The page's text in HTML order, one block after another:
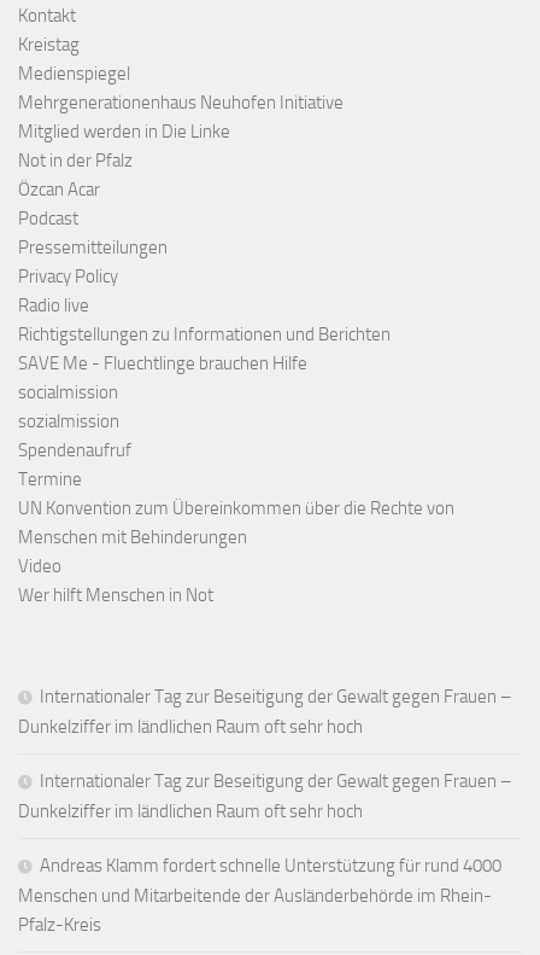
Kontakt
Kreistag
Medienspiegel
Mehrgenerationenhaus Neuhofen Initiative
Mitglied werden in Die Linke
Not in der Pfalz
Özcan Acar
Podcast
Pressemitteilungen
Privacy Policy
Radio live
Richtigstellungen zu Informationen und Berichten
SAVE Me - Fluechtlinge brauchen Hilfe
socialmission
sozialmission
Spendenaufruf
Termine
UN Konvention zum Übereinkommen über die Rechte von
Menschen mit Behinderungen
Video
Wer hilft Menschen in Not
Internationaler Tag zur Beseitigung der Gewalt gegen Frauen –
Dunkelziffer im ländlichen Raum oft sehr hoch
Internationaler Tag zur Beseitigung der Gewalt gegen Frauen –
Dunkelziffer im ländlichen Raum oft sehr hoch
Andreas Klamm fordert schnelle Unterstützung für rund 4000
Menschen und Mitarbeitende der Ausländerbehörde im Rhein-
Pfalz-Kreis